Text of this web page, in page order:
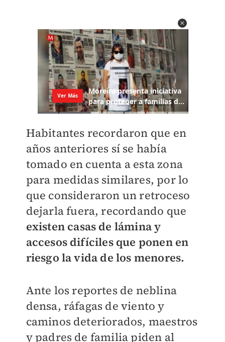
Habitantes recordaron que en
años anteriores sí se había
tomado en cuenta a esta zona
para medidas similares, por lo
que consideraron un retroceso
dejarla fuera, recordando que
existen casas de lámina y
accesos difíciles que ponen en
riesgo la vida de los menores.
Ante los reportes de neblina
densa, ráfagas de viento y
caminos deteriorados, maestros
y padres de familia piden al